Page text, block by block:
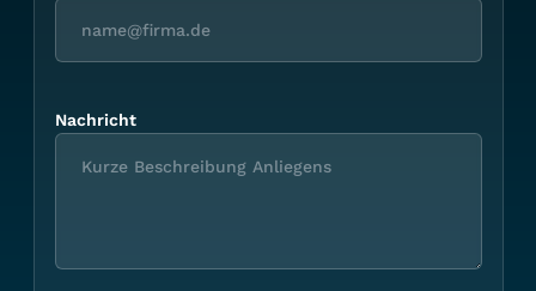
Nachricht